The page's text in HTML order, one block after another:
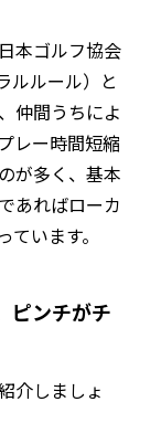
本ゴルフ協会
ルルール）と
仲間うちによ
レー時間短縮
が多く、基本
あればローカ
います。
ピンチがチ
介しましょ